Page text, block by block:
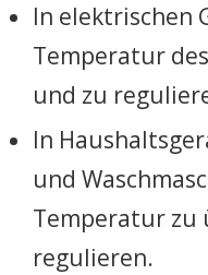
In elektrischen
Temperatur
und zu
In
und
Temperatur zu
regulieren.